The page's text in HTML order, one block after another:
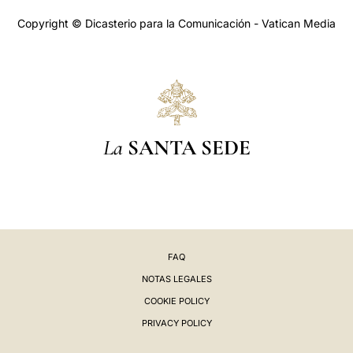
Copyright © Dicasterio para la Comunicación - Vatican Media
La SANTA SEDE
FAQ
NOTAS LEGALES
COOKIE POLICY
PRIVACY POLICY